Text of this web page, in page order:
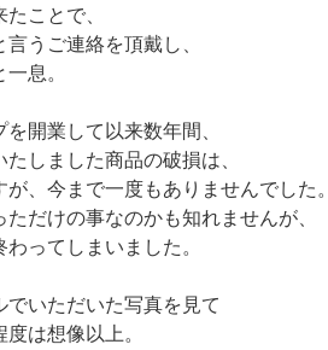
ことで、
うご連絡を頂戴し、
息。
開業して以来数年間、
しました商品の破損は、
、今まで一度もありませんでした。
だけの事なのかも知れませんが、
ってしまいました。
いただいた写真を見て
は想像以上。